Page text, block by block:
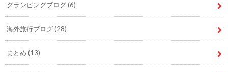
グランピングブログ(6)
海外旅行ブログ(28)
まとめ (13)